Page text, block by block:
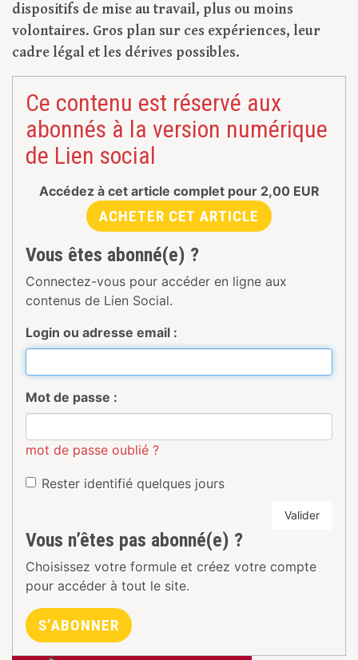
dispositifs de mise au travail, plus ou moins
volontaires. Gros plan sur ces expériences, leur
cadre légal et les dérives possibles.
Ce contenu est réservé aux
abonnés à la version numérique
de Lien social
Accédez à cet article complet pour 2,00 EUR
ACHETER CET ARTICLE
Vous êtes abonné(e) ?
Connectez-vous pour accéder en ligne aux
contenus de Lien Social.
Login ou adresse email :
Mot de passe :
mot de passe oublié ?
Rester identifié quelques jours
Valider
Vous n’êtes pas abonné(e) ?
Choisissez votre formule et créez votre compte
pour accéder à tout le site.
S’ABONNER